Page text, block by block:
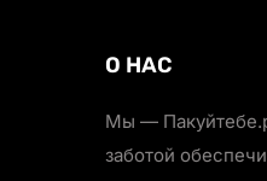
О НАС
Мы —
заботой